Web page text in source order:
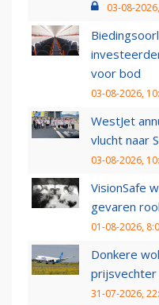
03-08-
voor bod
03-08-2026,
WestJet
vlucht naar
03-08-2026,
VisionSafe
gevaren
01-08-2026,
Donkere
31-07-2026,